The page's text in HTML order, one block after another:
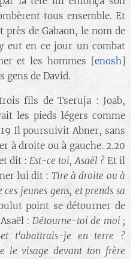
tous ensemble. Et
de Gabaon, le nom de
eut en ce jour un combat
et les hommes [enosh]
gens de David.
fils de Tseruja : Joab,
les pieds légers comme
Il poursuivit Abner, sans
à droite ou à gauche. 2.20
dit :Est-ce toi, Asaël ?Et il
lui dit : Tire à droite ou à
jeunes gens, et prends sa
point se détourner de
: Détourne-toi de moi ;
t'abattrais-je en terre ?
le visage devant ton frère